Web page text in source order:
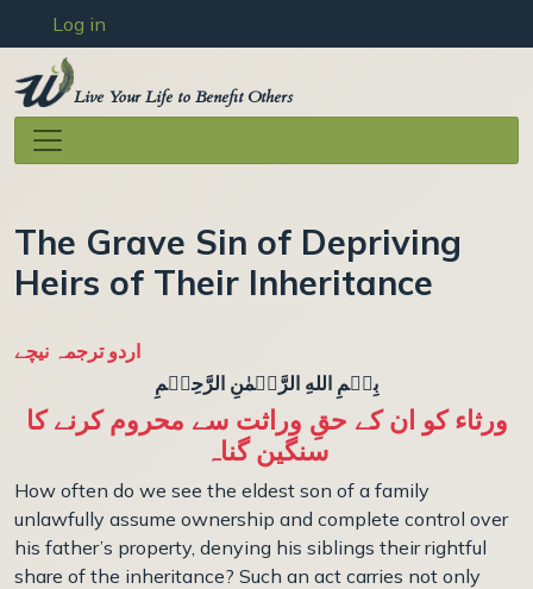
Skip to main content
User account menu
Log in
Live Your Life to Benefit Others
The Grave Sin of Depriving
Heirs of Their Inheritance
اردو ترجمہ نیچے
بِسۡمِ اللهِ الرَّحۡمٰنِ الرَّحِيۡمِ
ورثاء کو ان کے حقِ وراثت سے محروم کرنے کا
سنگین گناہ
How often do we see the eldest son of a family
unlawfully assume ownership and complete control over
his father’s property, denying his siblings their rightful
share of the inheritance? Such an act carries not only